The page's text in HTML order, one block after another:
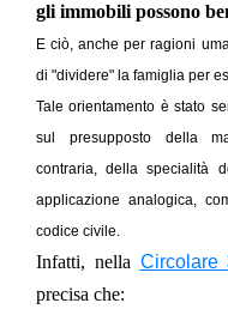
gli immobili possono
E ciò, anche per ragioni
di "dividere" la famiglia per
Tale orientamento è stato
sul presupposto della
contraria, della specialità
applicazione analogica,
codice civile.
Infatti, nella Circolare
precisa che: